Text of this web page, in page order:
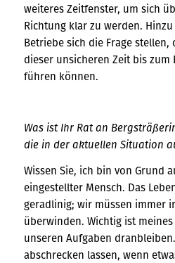
weiteres Zeitfenster, um sich
Richtung klar zu werden.
Betriebe sich die Frage
dieser unsicheren Zeit bis zum
führen können.
Was ist Ihr Rat an
die in der aktuellen Situation
Wissen Sie, ich bin von Grund
eingestellter Mensch. Das
geradlinig; wir müssen immer
überwinden. Wichtig ist
unseren Aufgaben
abschrecken lassen, wenn